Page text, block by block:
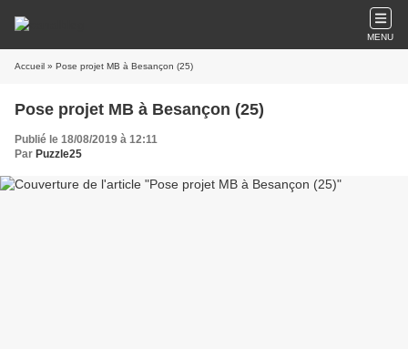
MENU
Accueil » Pose projet MB à Besançon (25)
Pose projet MB à Besançon (25)
Publié le 18/08/2019 à 12:11
Par Puzzle25